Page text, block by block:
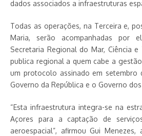
dados associados a infraestruturas
Todas as operações, na Terceira e,
Maria, serão acompanhadas por
Secretaria Regional do Mar, Ciência
publica regional a quem cabe a
um protocolo assinado em setembro
Governo da República e o Governo
“Esta infraestrutura integra-se na
Açores para a captação de
aeroespacial”, afirmou Gui Menezes,